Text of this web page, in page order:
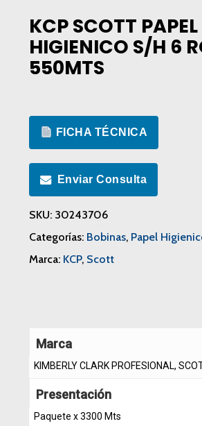
KCP SCOTT PAPEL
HIGIENICO S/H 6
550MTS
FICHA TÉCNICA
Enviar Consulta
SKU: 30243706
Categorías: Bobinas, Papel
Marca: KCP, Scott
Marca
KIMBERLY CLARK PROFESIONAL,
Presentación
Paquete x 3300 Mts